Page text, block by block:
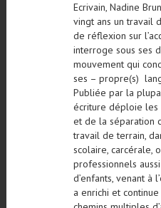
Ecrivain, Nadine
vingt ans un travail
de réflexion sur
interroge sous ses
mouvement qui
ses – propre(s)
Publiée par la
écriture déploie les
et de la séparation
travail de terrain,
scolaire, carcérale,
professionnels
d’enfants, venant à
a enrichi et